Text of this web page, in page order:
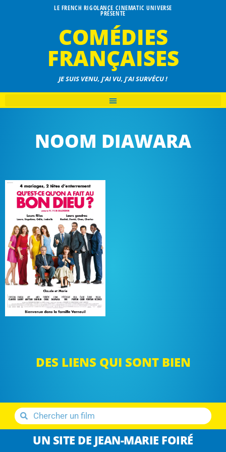
LE FRENCH RIGOLANCE CINEMATIC UNIVERSE
PRÉSENTE
COMÉDIES
FRANÇAISES
JE SUIS VENU, J'AI VU, J'AI SURVÉCU !
NOOM DIAWARA
DES LIENS QUI SONT BIEN
UN SITE DE JEAN-MARIE FOIRÉ